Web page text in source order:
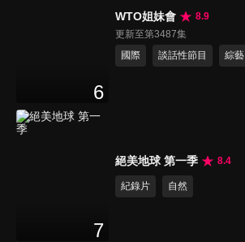
6
WTO姐妹會
8.9
更新至第3487集
國際
談話性節目 綜藝
7
絕美地球 第一季 8.4
紀錄片 自然